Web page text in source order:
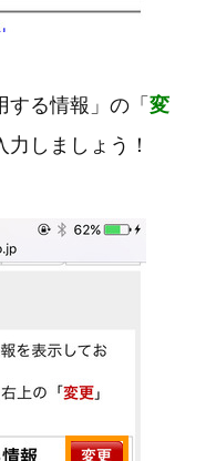
る情報」の「 変
しましょう！